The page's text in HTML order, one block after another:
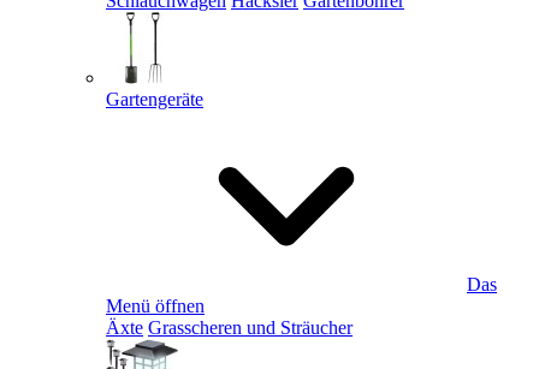
Gartengeräte
Das
Menü öffnen
Äxte Grasscheren und Sträucher